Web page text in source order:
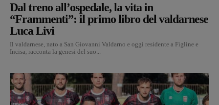
Dal treno all’ospedale, la vita in
“Frammenti”: il primo libro del valdarnese
Luca Livi
Il valdarnese, nato a San Giovanni Valdarno e oggi residente a Figline e
Incisa, racconta la genesi del suo...